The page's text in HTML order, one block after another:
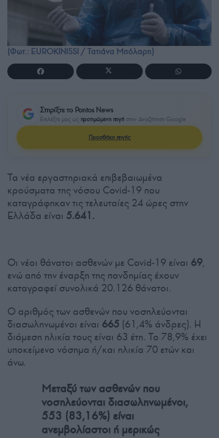
(Φωτ.: EUROKINISSI / Τατιάνα Μπόλαρη)
Στηρίξτε το Pontos News
Επιλέξτε μας ως προτιμώμενη πηγή στην Αναζήτηση Google
Προσθήκη πηγής
Τα νέα εργαστηριακά επιβεβαιωμένα
κρούσματα της νόσου Covid-19 που
καταγράφηκαν τις τελευταίες 24 ώρες στην
Ελλάδα είναι 5.641.
Οι νέοι θάνατοι ασθενών με Covid-19 είναι 69,
ενώ από την έναρξη της πανδημίας έχουν
καταγραφεί συνολικά 20.126 θάνατοι.
Ο αριθμός των ασθενών που νοσηλεύονται
διασωληνωμένοι είναι 665 (61,4% άνδρες). Η
διάμεση ηλικία τους είναι 63 έτη. To 78,9% έχει
υποκείμενο νόσημα ή/και ηλικία 70 ετών και
άνω.
Μεταξύ των ασθενών που
νοσηλεύονται διασωληνωμένοι,
553 (83,16%) είναι
ανεμβολίαστοι ή μερικώς